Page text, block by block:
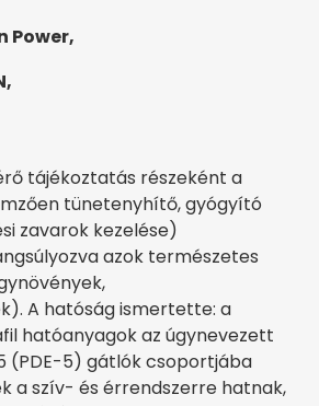
Power,
tájékoztatás részeként a
tünetenyhítő, gyógyító
zavarok kezelése)
azok természetes
A hatóság ismertette: a
hatóanyagok az úgynevezett
(PDE-5) gátlók csoportjába
a szív- és érrendszerre hatnak,